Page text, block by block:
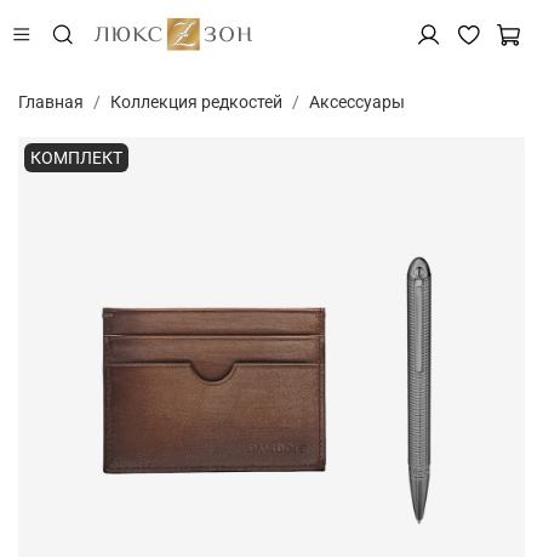
Главная Коллекция редкостей Аксессуары
КОМПЛЕКТ